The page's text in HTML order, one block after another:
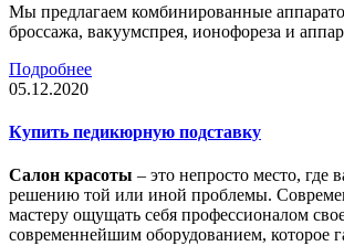
Мы предлагаем комбинированные
броссажа, вакуумспрея, ионофореза и
Подробнее
05.12.2020
Купить педикюрную подставку
Салон красоты – это непросто место,
решению той или иной проблемы.
мастеру ощущать себя профессионалом
современнейшим оборудованием, которое